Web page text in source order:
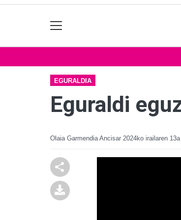
EGURALDIA
Eguraldi
Olaia Garmendia Ancisar 2024ko irailaren 13a